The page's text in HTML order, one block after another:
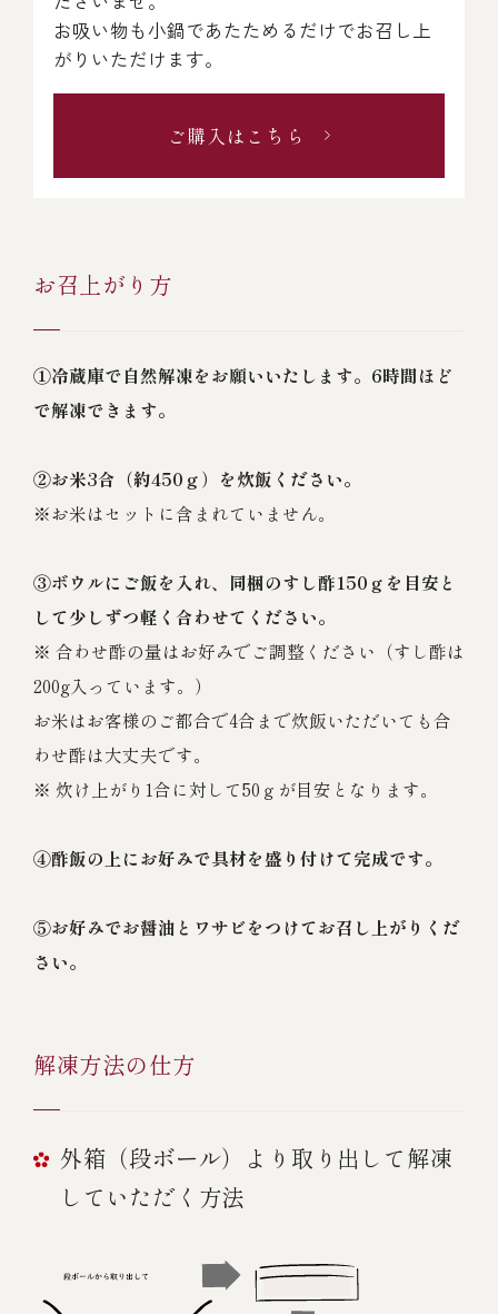
お吸い物も小鍋であたためるだけでお召し上
がりいただけます。
ご購入はこちら
お召上がり方
①冷蔵庫で自然解凍をお願いいたします。6時間ほど
で解凍できます。
②お米3合（約450ｇ）を炊飯ください。
※お米はセットに含まれていません。
③ボウルにご飯を入れ、同梱のすし酢150ｇを目安と
して少しずつ軽く合わせてください。
※ 合わせ酢の量はお好みでご調整ください（すし酢は
200g入っています。）
お米はお客様のご都合で4合まで炊飯いただいても合
わせ酢は大丈夫です。
※ 炊け上がり1合に対して50ｇが目安となります。
④酢飯の上にお好みで具材を盛り付けて完成です。
⑤お好みでお醤油とワサビをつけてお召し上がりくだ
さい。
解凍方法の仕方
外箱（段ボール）より取り出して解凍
していただく方法